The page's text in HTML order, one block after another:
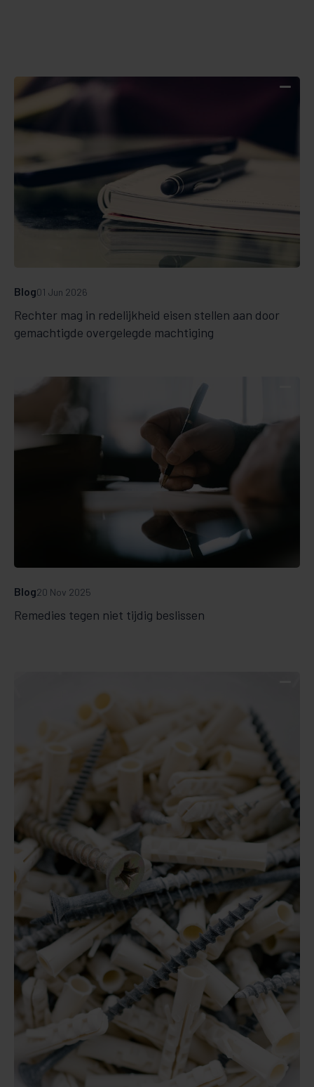
Rechter mag in redelijkheid eisen stellen aan door
gemachtigde overgelegde machtiging
Blog01 Jun 2026
Remedies tegen niet tijdig beslissen
Blog20 Nov 2025